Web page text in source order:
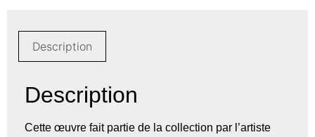
Description
Description
Cette œuvre fait partie de la collection par l’artiste